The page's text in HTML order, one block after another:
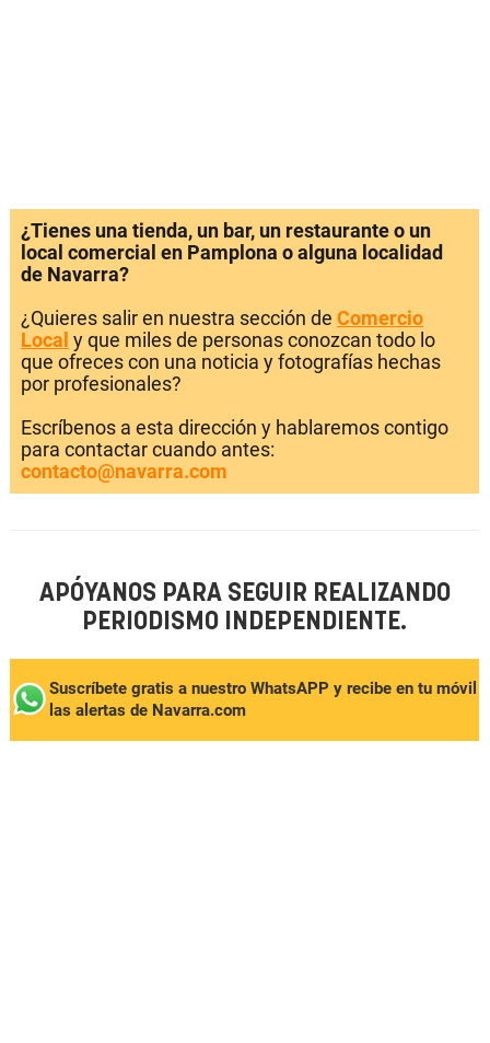
¿Tienes una tienda, un bar, un restaurante o un
local comercial en Pamplona o alguna localidad
de Navarra?
¿Quieres salir en nuestra sección de Comercio
Local y que miles de personas conozcan todo lo
que ofreces con una noticia y fotografías hechas
por profesionales?
Escríbenos a esta dirección y hablaremos contigo
para contactar cuando antes:
contacto@navarra.com
APÓYANOS PARA SEGUIR REALIZANDO
PERIODISMO INDEPENDIENTE.
Suscríbete gratis a nuestro WhatsAPP y recibe en tu móvil
las alertas de Navarra.com